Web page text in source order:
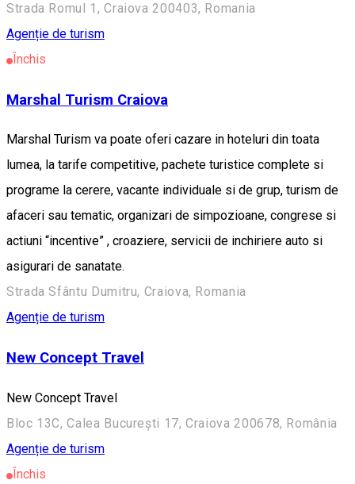
Strada Romul 1, Craiova 200403, Romania
Agenție de turism
Închis
Marshal Turism Craiova
Marshal Turism va poate oferi cazare in hoteluri din toata
lumea, la tarife competitive, pachete turistice complete si
programe la cerere, vacante individuale si de grup, turism de
afaceri sau tematic, organizari de simpozioane, congrese si
actiuni “incentive” , croaziere, servicii de inchiriere auto si
asigurari de sanatate.
Strada Sfântu Dumitru, Craiova, Romania
Agenție de turism
New Concept Travel
New Concept Travel
Bloc 13C, Calea București 17, Craiova 200678, România
Agenție de turism
Închis